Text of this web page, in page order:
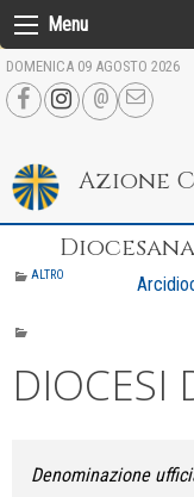
Skip
to
content
Menu
DOMENICA 09 AGOSTO 2026
Azione
Diocesana
ALTRO
DIOCESI
Denominazione